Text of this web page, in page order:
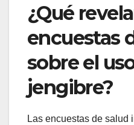
¿Qué
encuestas
sobre el
jengibre?
Las encuestas de salud